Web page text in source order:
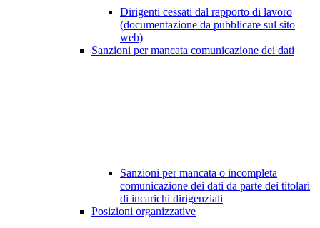
Dirigenti cessati dal rapporto di lavoro
(documentazione da pubblicare sul sito
web)
Sanzioni per mancata comunicazione dei dati
Sanzioni per mancata o incompleta
comunicazione dei dati da parte dei titolari
di incarichi dirigenziali
Posizioni organizzative